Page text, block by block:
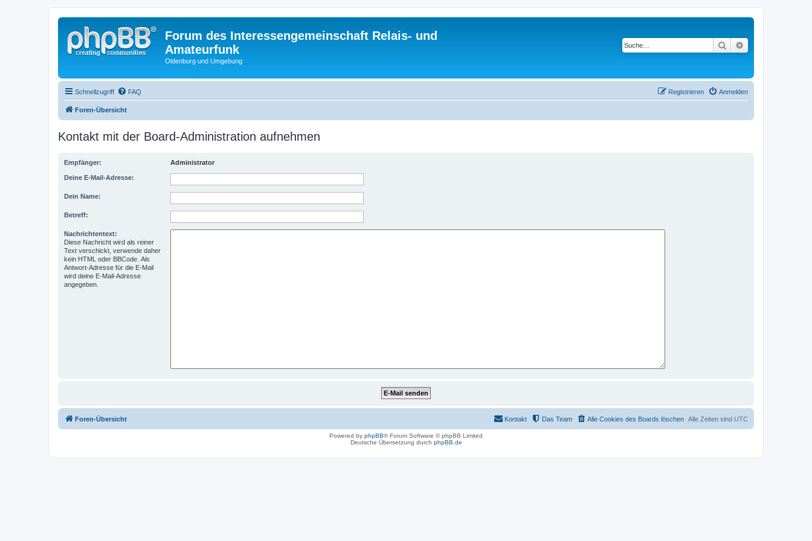
Forum des Interessengemeinschaft Relais- und
Amateurfunk
Oldenburg und Umgebung
Suche
Schnellzugriff FAQ Anmelden
Registrieren
Foren-Übersicht
Kontakt mit der Board-Administration aufnehmen
Empfänger: Administrator
Deine E-Mail-Adresse:
Dein Name:
Betreff:
Nachrichtentext:
Diese Nachricht wird als reiner
Text verschickt, verwende daher
kein HTML oder BBCode. Als
Antwort-Adresse für die E-Mail
wird deine E-Mail-Adresse
angegeben.
Foren-Übersicht Alle Zeiten sind UTC
Alle Cookies des Boards löschen
Das Team
Kontakt
Powered by phpBB® Forum Software © phpBB Limited
Deutsche Übersetzung durch phpBB.de